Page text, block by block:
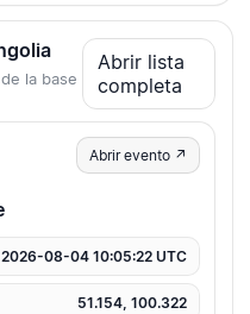
la base
Abrir lista
completa
Abrir evento ↗
2026-08-04 10:05:22 UTC
51.154, 100.322